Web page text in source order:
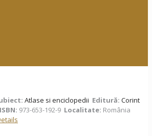
Atlase si enciclopedii Editură: Corint
ISBN: 973-653-192-9 Localitate: România